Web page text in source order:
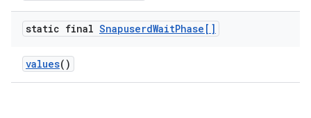
static final SnapuserdWaitPhase[]
values()